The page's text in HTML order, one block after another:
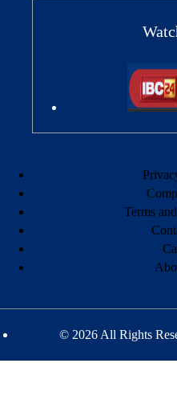
Terms
© 2026 All Rights